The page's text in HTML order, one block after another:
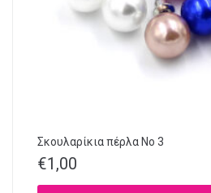
Σκουλαρίκια πέρλα No 3
€1,00